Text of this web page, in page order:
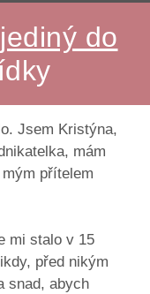
do
Jsem Kristýna,
mám
přítelem
mi stalo v 15
před nikým
snad, abych